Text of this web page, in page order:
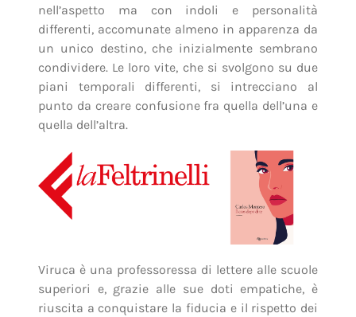
nell’aspetto ma con indoli e personalità
differenti, accomunate almeno in apparenza da
un unico destino, che inizialmente sembrano
condividere. Le loro vite, che si svolgono su due
piani temporali differenti, si intrecciano al
punto da creare confusione fra quella dell’una e
quella dell’altra.
Viruca è una professoressa di lettere alle scuole
superiori e, grazie alle sue doti empatiche, è
riuscita a conquistare la fiducia e il rispetto dei